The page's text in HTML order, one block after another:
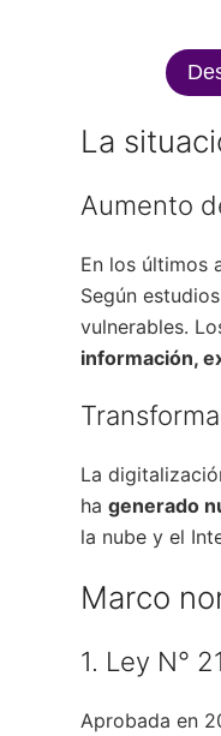
La
Aumento
En los últimos
Según
vulnerables.
información,
La
hagenerado
la nube y el
Marco
1. Ley N°
Aprobada en